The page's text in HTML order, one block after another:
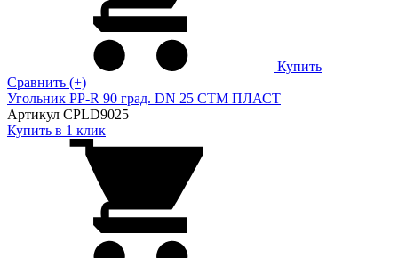
Купить
Сравнить (+)
Угольник PP-R 90 град. DN 25 СТМ ПЛАСТ
Артикул CPLD9025
Купить в 1 клик